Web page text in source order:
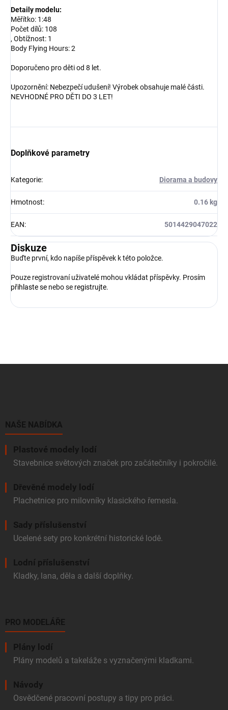
Detaily modelu:
Měřítko: 1:48
Počet dílů: 108
, Obtížnost: 1
Body Flying Hours: 2
Doporučeno pro děti od 8 let.
Upozornění: Nebezpečí udušení! Výrobek obsahuje malé části.
NEVHODNÉ PRO DĚTI DO 3 LET!
Doplňkové parametry
Kategorie: Diorama a budovy
Hmotnost: 0.16 kg
EAN: 5014429047022
Diskuze
Buďte první, kdo napíše příspěvek k této položce.
Pouze registrovaní uživatelé mohou vkládat příspěvky. Prosím
přihlaste se nebo se registrujte.
NAŠE NABÍDKA
Plastové modely lodí
Stavebnice světových značek pro začátečníky i pokročilé.
Dřevěné modely lodí
Plachetnice pro milovníky klasického řemesla.
Sady příslušenství
Ucelené sety pro konkrétní historické lodě.
Lodní příslušenství
Kladky, lana, děla a další doplňky.
PRO MODELÁŘE
Plány lodí
Plány modelů a takeláže s vyznačenými kladkami.
Návody
Osvědčené pracovní postupy a tipy pro práci.